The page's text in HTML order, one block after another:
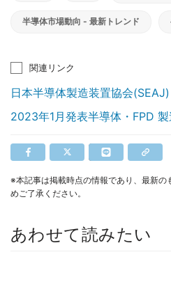
半導体市場動向 - 最新トレンド
関連リンク
日本半導体製造装置協会(SEAJ)
2023年1月発表半導体・FPD
※本記事は掲載時点の情報であり、最新
めご了承ください。
あわせて読みたい